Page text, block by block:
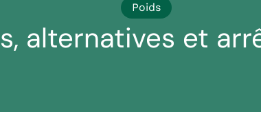
Poids
alternatives et